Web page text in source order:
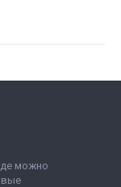
можно